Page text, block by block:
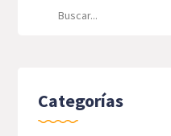
Categorías